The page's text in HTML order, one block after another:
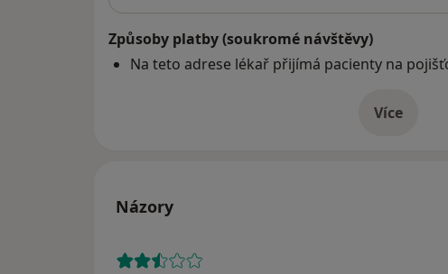
Způsoby platby (soukromé návštěvy)
Na teto adrese lékař přijímá pacienty na
Víceo adrese
Názory